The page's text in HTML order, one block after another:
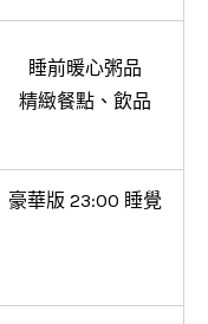
睡前暖心粥品
精緻餐點、飲品
豪華版 23:00 睡覺